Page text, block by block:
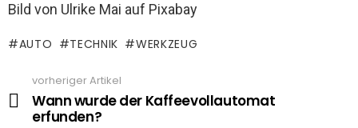
Bild von Ulrike Mai auf Pixabay
AUTO TECHNIK WERKZEUG
more
vorheriger Artikel
Wann wurde der Kaffeevollautomat
erfunden?